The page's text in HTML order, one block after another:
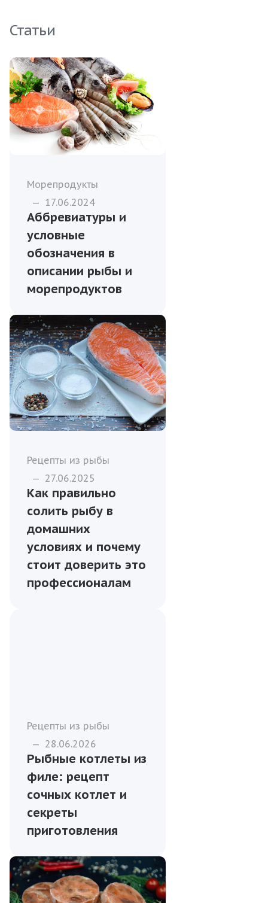
Статьи
Морепродукты
— 17.06.2024
Аббревиатуры и
условные
обозначения в
описании рыбы и
морепродуктов
Рецепты из рыбы
— 27.06.2025
Как правильно
солить рыбу в
домашних
условиях и почему
стоит доверить это
профессионалам
Рецепты из рыбы
— 28.06.2026
Рыбные котлеты из
филе: рецепт
сочных котлет и
секреты
приготовления